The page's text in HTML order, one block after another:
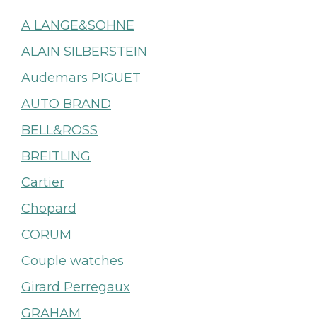
A LANGE&SOHNE
ALAIN SILBERSTEIN
Audemars PIGUET
AUTO BRAND
BELL&ROSS
BREITLING
Cartier
Chopard
CORUM
Couple watches
Girard Perregaux
GRAHAM